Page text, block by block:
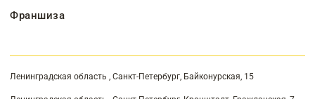
Франшиза
Ленинградская область , Санкт-Петербург, Байконурская, 15